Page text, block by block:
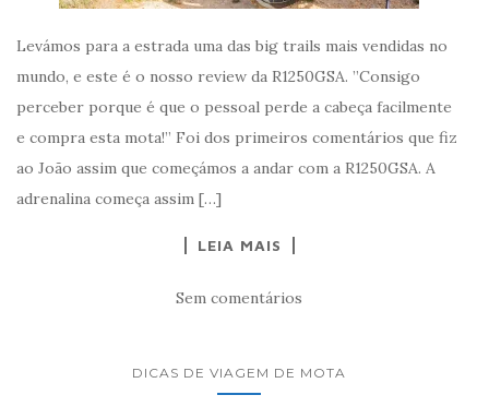
Levámos para a estrada uma das big trails mais vendidas no
mundo, e este é o nosso review da R1250GSA. ”Consigo
perceber porque é que o pessoal perde a cabeça facilmente
e compra esta mota!” Foi dos primeiros comentários que fiz
ao João assim que começámos a andar com a R1250GSA. A
adrenalina começa assim […]
LEIA MAIS
Sem comentários
DICAS DE VIAGEM DE MOTA